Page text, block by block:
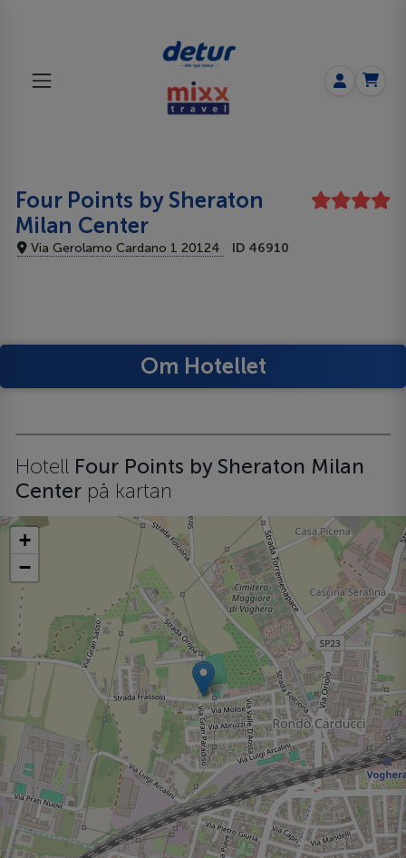
Four Points by Sheraton
Milan Center
Via Gerolamo Cardano 1 20124 ID 46910
Om Hotellet
Hotell Four Points by Sheraton Milan
Center på kartan
+
−